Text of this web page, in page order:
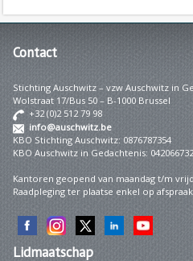
Contact
Stichting Auschwitz – vzw Auschwitz in
Wolstraat 17/Bus 50 – B-1000 Brussel
+32 (0)2 512 79 98
info@auschwitz.be
KBO Stichting Auschwitz: 0876787354
KBO Auschwitz in Gedachtenis:
Kantoren geopend van maandag t/m
Raadpleging ter plaatse enkel op afspraak.
Lidmaatschap